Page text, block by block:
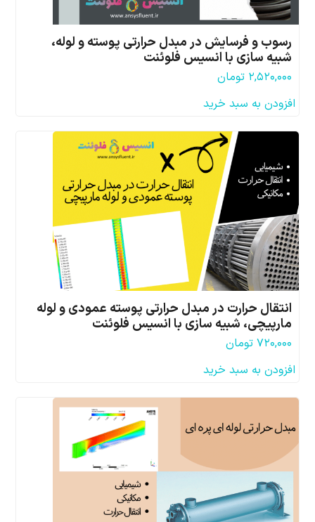
رسوب و فرسایش در مبدل حرارتی پوسته و لوله،
شبیه سازی با انسیس فلوئنت
۲,۵۲۰,۰۰۰ تومان
افزودن به سبد خرید
انتقال حرارت در مبدل حرارتی پوسته عمودی و لوله
مارپیچی، شبیه سازی با انسیس فلوئنت
۷۲۰,۰۰۰ تومان
افزودن به سبد خرید